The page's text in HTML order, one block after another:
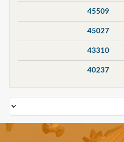
45509
45027
43310
40237